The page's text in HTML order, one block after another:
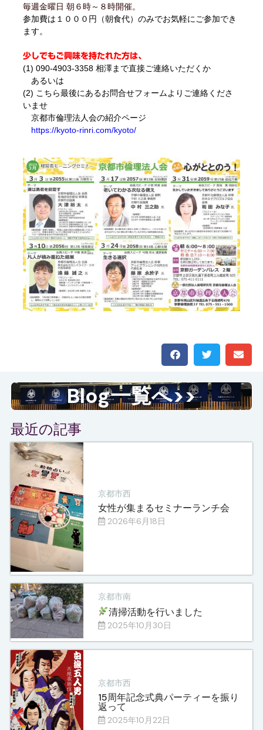
毎週金曜日 朝６時～８時開催。
参加費は１０００円（朝食代）のみでお気軽にご参加でき
ます。
少しでもご興味を持たれた方は、
(1) 090-4903-3358 相澤まで直接ご連絡いただくか
あるいは
(2) こちら最後にあるお問合せフォームよりご連絡くださ
いませ
京都市倫理法人会の紹介ページ
https://kyoto-rinri.com/kyoto/
Blog一覧へ>>
最近の記事
京都市西
女性が集まるセミナーランチ会
2026年6月18日
京都市南
清掃活動を行いました
2025年10月30日
京都市西
15周年記念式典パーティーを振り
返って
2025年10月22日